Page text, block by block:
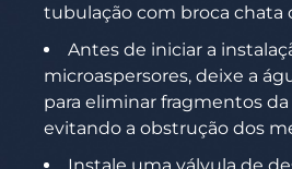
tubulação com broca chata
Antes de iniciar a
microaspersores, deixe a
para eliminar fragmentos da
evitando a obstrução dos
Instale uma válvula de